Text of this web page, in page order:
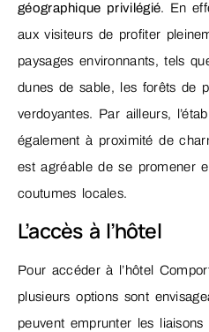
géographique privilégié. En
aux visiteurs de profiter
paysages environnants, tels
dunes de sable, les forêts de
verdoyantes. Par ailleurs,
également à proximité de
est agréable de se promener
coutumes locales.
L’accès à l’hôtel
Pour accéder à l’hôtel
plusieurs options sont
peuvent emprunter les